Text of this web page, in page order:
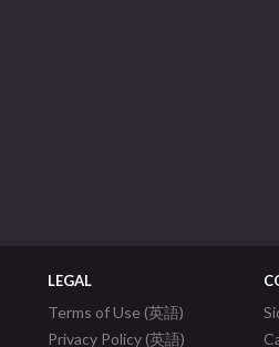
LEGAL
Terms of Use (英語)
Privacy Policy (英語)